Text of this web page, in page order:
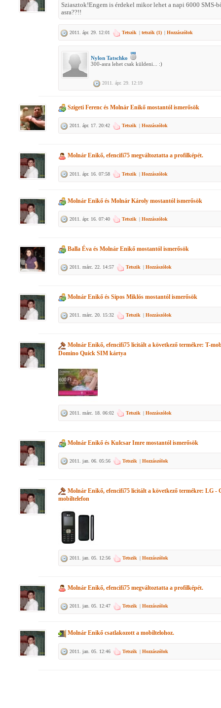
Sziasztok!Engem is érdekel mikor lehet a napi 6000 SMS-
asra??!!
2011. ápr. 29. 12:01 Tetszik | tetszik (1) | Hozzászólok
Nylon Tatschko
300-asra lehet csak küldeni... :)
2011. ápr. 29. 12:19
Szigeti Ferenc és Molnár Enikő mostantól ismerősök
2011. ápr. 17. 20:42 Tetszik | Hozzászólok
Molnár Enikő, efencifi75 megváltoztatta a profilképét.
2011. ápr. 16. 07:58 Tetszik | Hozzászólok
Molnár Enikő és Molnár Károly mostantól ismerősök
2011. ápr. 16. 07:40 Tetszik | Hozzászólok
Balla Éva és Molnár Enikő mostantól ismerősök
2011. márc. 22. 14:57 Tetszik | Hozzászólok
Molnár Enikő és Sipos Miklós mostantól ismerősök
2011. márc. 20. 15:32 Tetszik | Hozzászólok
Molnár Enikő, efencifi75 licitált a következő termékre: T-
Domino Quick SIM kártya
2011. márc. 18. 06:02 Tetszik | Hozzászólok
Molnár Enikő és Kulcsar Imre mostantól ismerősök
2011. jan. 06. 05:56 Tetszik | Hozzászólok
Molnár Enikő, efencifi75 licitált a következő termékre: LG -
mobiltelefon
2011. jan. 05. 12:56 Tetszik | Hozzászólok
Molnár Enikő, efencifi75 megváltoztatta a profilképét.
2011. jan. 05. 12:47 Tetszik | Hozzászólok
Molnár Enikő csatlakozott a mobiltelohoz.
2011. jan. 05. 12:46 Tetszik | Hozzászólok